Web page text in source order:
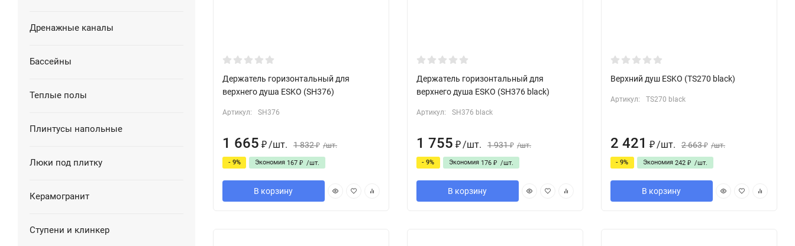
Дренажные каналы
Бассейны
Теплые полы
Плинтусы напольные
Люки под плитку
Керамогранит
Ступени и клинкер
Держатель горизонтальный для
верхнего душа ESKO (SH376)
Артикул: SH376
1 665 ₽ /шт. 1 832 ₽ /шт.
- 9% Экономия 167 ₽ /шт.
В корзину
Держатель горизонтальный для
верхнего душа ESKO (SH376 black)
Артикул: SH376 black
1 755 ₽ /шт. 1 931 ₽ /шт.
- 9% Экономия 176 ₽ /шт.
В корзину
Верхний душ ESKO (TS270 black)
Артикул: TS270 black
2 421 ₽ /шт. 2 663 ₽ /шт.
- 9% Экономия 242 ₽ /шт.
В корзину